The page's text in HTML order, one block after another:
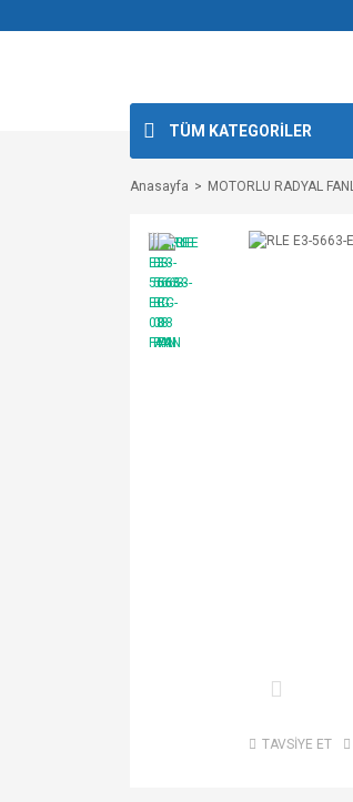
TÜM KATEGORİLER
Anasayfa MOTORLU RADYAL
TAVSİYE ET